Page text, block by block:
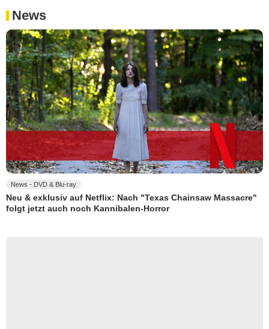
News
News - DVD & Blu-ray
Neu & exklusiv auf Netflix: Nach "Texas Chainsaw Massacre"
folgt jetzt auch noch Kannibalen-Horror